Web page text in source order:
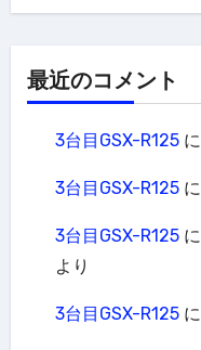
最近のコメント
3台目GSX-R125に
3台目GSX-R125に
3台目GSX-R125に
より
3台目GSX-R125に